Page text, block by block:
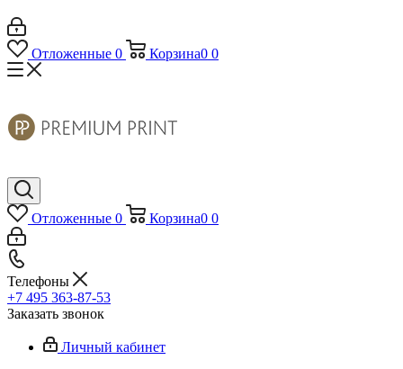
Отложенные 0 Корзина0 0
Отложенные 0 Корзина0 0
Телефоны
+7 495 363-87-53
Заказать звонок
Личный кабинет